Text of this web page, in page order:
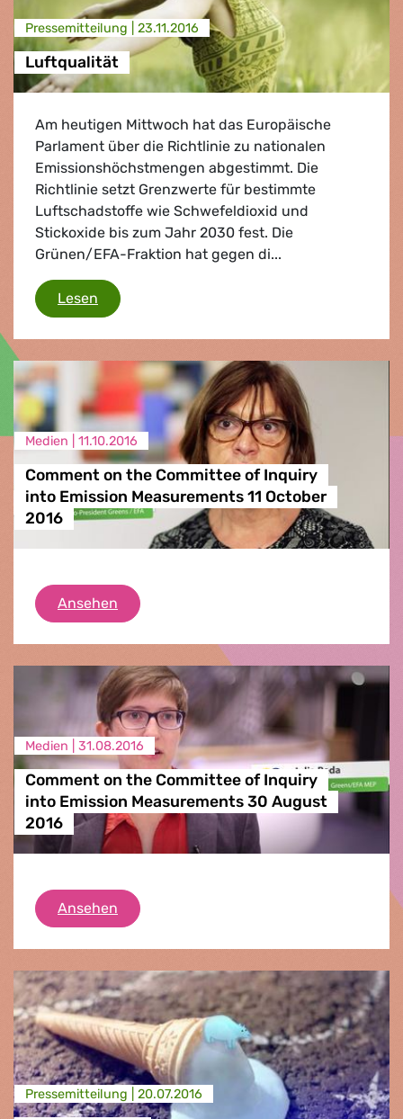
Presse­mitteilung | 23.11.2016
Luftqualität
Am heutigen Mittwoch hat das Europäische
Parlament über die Richtlinie zu nationalen
Emissionshöchstmengen abgestimmt. Die
Richtlinie setzt Grenzwerte für bestimmte
Luftschadstoffe wie Schwefeldioxid und
Stickoxide bis zum Jahr 2030 fest. Die
Grünen/EFA-Fraktion hat gegen di...
Lesen Luftqualität
Medien | 11.10.2016
Comment on the Committee of Inquiry
into Emission Measurements 11 October
2016
Ansehen Comment on the Committee of Inquiry
Medien | 31.08.2016
Comment on the Committee of Inquiry
into Emission Measurements 30 August
2016
Ansehen Comment on the Committee of Inquiry
Presse­mitteilung | 20.07.2016